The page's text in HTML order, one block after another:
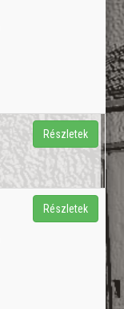
Részletek
Részletek